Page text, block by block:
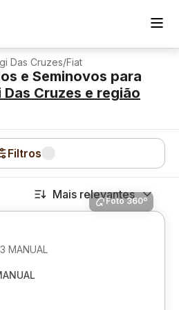
Das Cruzes/Fiat
e Seminovos para
Das Cruzes e região
Filtros
Mais relevantes
Foto 360º
MANUAL